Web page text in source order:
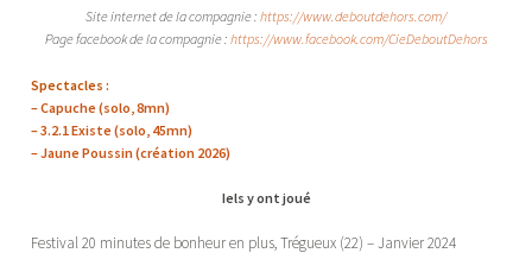
Site internet de la compagnie : https://www.deboutdehors.com/
Page facebook de la compagnie : https://www.facebook.com/CieDeboutDehors
Spectacles :
– Capuche (solo, 8mn)
– 3.2.1 Existe (solo, 45mn)
– Jaune Poussin (création 2026)
Iels y ont joué
Festival 20 minutes de bonheur en plus, Trégueux (22) – Janvier 2024